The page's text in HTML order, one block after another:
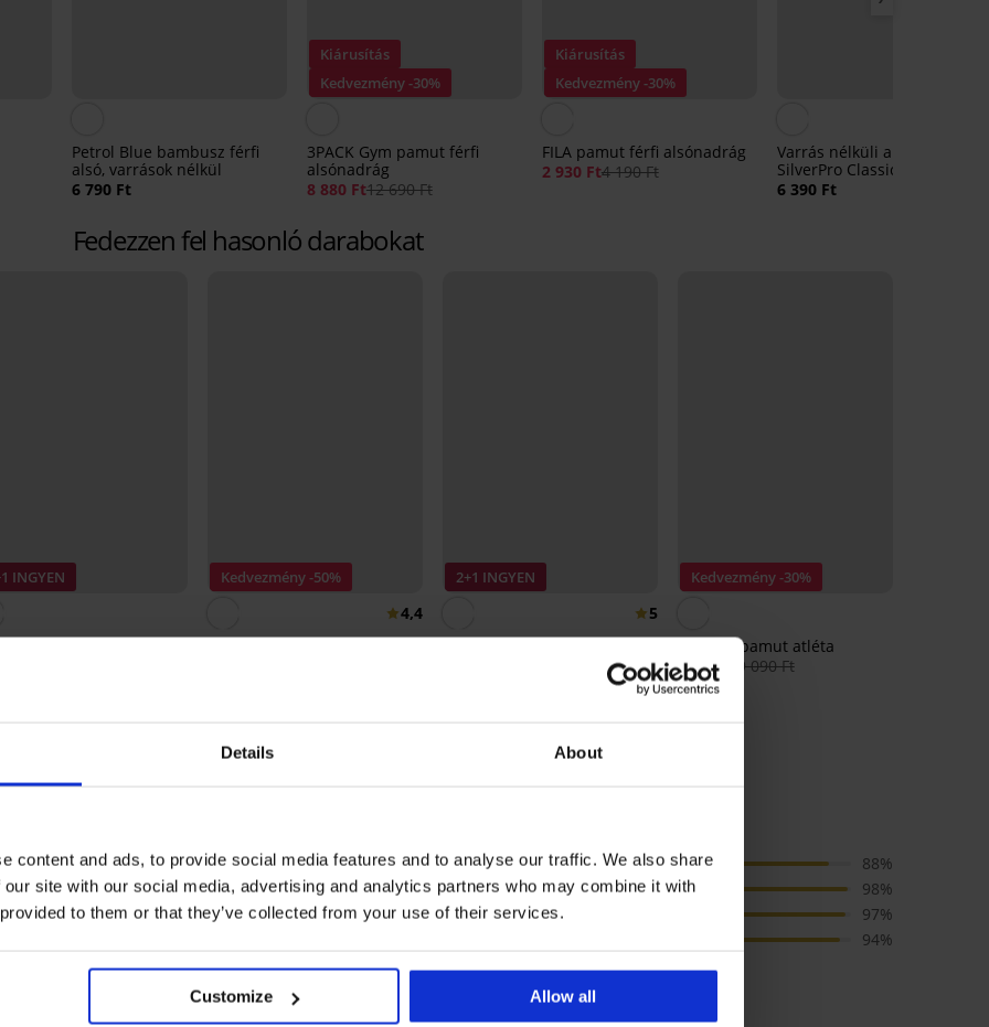
Details About
content and ads, to provide social media features and to analyse our traffic. We also share
site with our social media, advertising and analytics partners who may combine it with
to them or that they’ve collected from your use of their services.
Customize Allow all
Petrol Blue bambusz férfi
alsó, varrások nélkül
6 790 Ft
Kiárusítás
Kedvezmény -30%
3PACK Gym pamut férfi
alsónadrág
8 880 Ft12 690 Ft
Kiárusítás
Kedvezmény -30%
FILA pamut férfi alsónadrág
2 930 Ft4 190 Ft
Varrás nélküli alsónadrág
SilverPro Classic II
6 390 Ft
Fedezzen fel hasonló darabokat
INGYEN Kedvezmény -50%
4,4
2+1 INGYEN
5
3PACK Raban bambusz
Kedvezmény -30%
FILA Kai pamut atléta
6 360 Ft
9 090 Ft
tanga, varrások nélkül TERMÉK ÉRTÉKELÉSE
5
3x
4
0x
3
0x
1
0x
Ár
88%
Méret
98%
97%
94%